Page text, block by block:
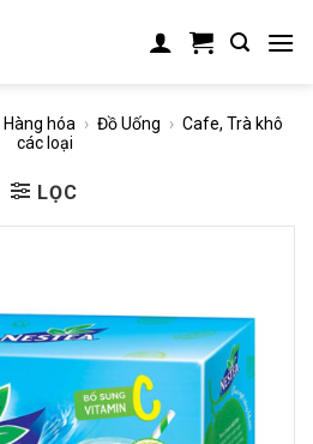
Hàng hóa › Đồ Uống › Cafe, Trà khô
các loại
LỌC